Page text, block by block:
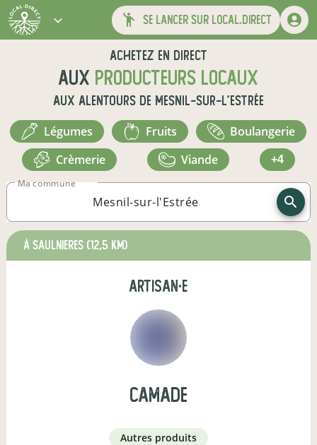
se lancer sur local.direct
Achetez en direct
aux producteurs locaux
aux alentours de Mesnil-sur-l'Estrée
légumes fruits
boulangerie
crèmerie
viande +4
Ma commune
à SAULNIERES (12,5 km)
artisan·e
Camade
autres produits